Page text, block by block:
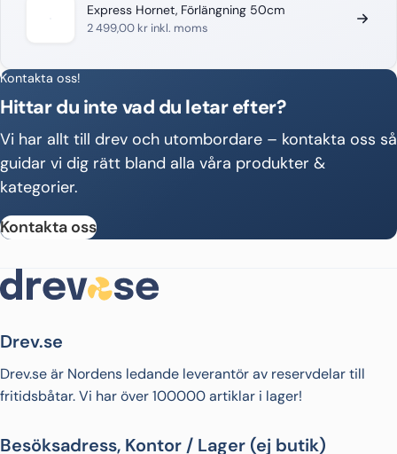
Express Hornet, Förlängning 50cm
2 499,00 kr inkl. moms
Kontakta oss!
Hittar du inte vad du letar efter?
Vi har allt till drev och utombordare – kontakta oss så
guidar vi dig rätt bland alla våra produkter &
kategorier.
Kontakta oss
Drev.se
Drev.se är Nordens ledande leverantör av reservdelar till
fritidsbåtar. Vi har över 100000 artiklar i lager!
Besöksadress, Kontor / Lager (ej butik)